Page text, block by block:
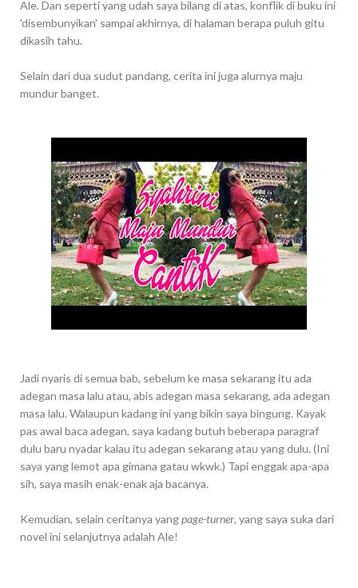
Ale. Dan seperti yang udah saya bilang di atas, konflik di buku ini
'disembunyikan' sampai akhirnya, di halaman berapa puluh gitu
dikasih tahu.
Selain dari dua sudut pandang, cerita ini juga alurnya maju
mundur banget.
Jadi nyaris di semua bab, sebelum ke masa sekarang itu ada
adegan masa lalu atau, abis adegan masa sekarang, ada adegan
masa lalu. Walaupun kadang ini yang bikin saya bingung. Kayak
pas awal baca adegan, saya kadang butuh beberapa paragraf
dulu baru nyadar kalau itu adegan sekarang atau yang dulu. (Ini
saya yang lemot apa gimana gatau wkwk.) Tapi enggak apa-apa
sih, saya masih enak-enak aja bacanya.
Kemudian, selain ceritanya yangpage-turner, yang saya suka dari
novel ini selanjutnya adalah Ale!